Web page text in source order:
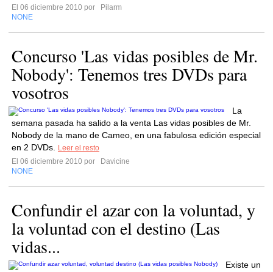
El 06 diciembre 2010 por
Pilarm
NONE
Concurso 'Las vidas posibles de Mr.
Nobody': Tenemos tres DVDs para
vosotros
La
semana pasada ha salido a la venta Las vidas posibles de Mr.
Nobody de la mano de Cameo, en una fabulosa edición especial
en 2 DVDs.
Leer el resto
El 06 diciembre 2010 por
Davicine
NONE
Confundir el azar con la voluntad, y
la voluntad con el destino (Las
vidas...
Existe un